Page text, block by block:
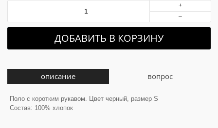
+
–
ДОБАВИТЬ В КОРЗИНУ
описание вопрос
Поло с коротким рукавом. Цвет черный, размер S
Состав: 100% хлопок